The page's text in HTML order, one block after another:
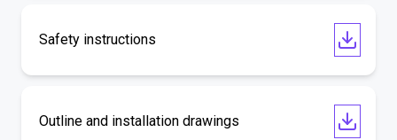
Safety instructions
Outline and installation drawings